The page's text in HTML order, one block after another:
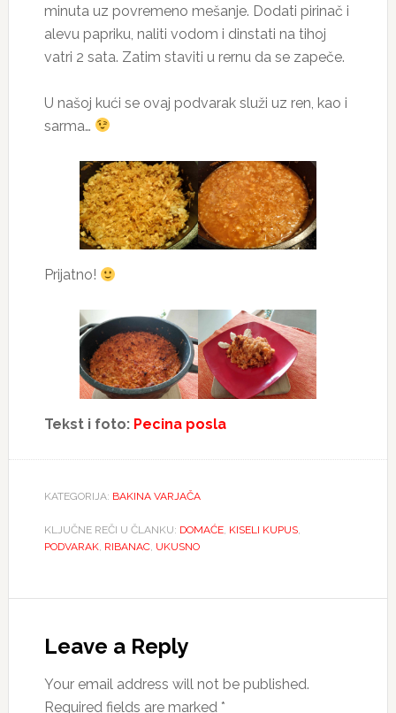
minuta uz povremeno mešanje. Dodati pirinač i
alevu papriku, naliti vodom i dinstati na tihoj
vatri 2 sata. Zatim staviti u rernu da se zapeče.
U našoj kući se ovaj podvarak služi uz ren, kao i
sarma…
Prijatno!
Tekst i foto: Pecina posla
KATEGORIJA: BAKINA VARJAČA
KLJUČNE REČI U ČLANKU: DOMAĆE, KISELI KUPUS,
PODVARAK, RIBANAC, UKUSNO
Interactions
Leave a Reply
Your email address will not be published.
Required fields are marked *